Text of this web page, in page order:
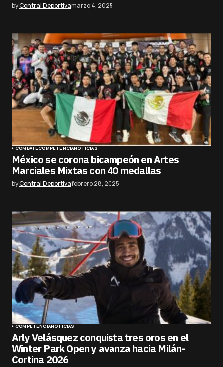
byCentral Deportivamarzo 4, 2025
COMBATECOMPETENCIANOTICIAS
México se corona bicampeón en Artes
Marciales Mixtas con 40 medallas
byCentral Deportivafebrero 28, 2025
COMPETENCIANOTICIAS
Arly Velásquez conquista tres oros en el
Winter Park Open y avanza hacia Milán-
Cortina 2026